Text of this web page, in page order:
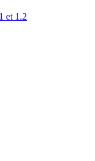
et 1.2